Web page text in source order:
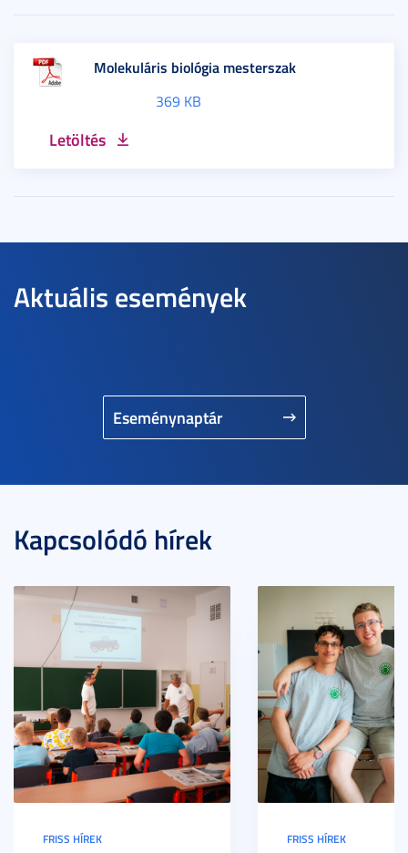
Molekuláris biológia mesterszak
369 KB
Letöltés
Aktuális események
Eseménynaptár
Kapcsolódó hírek
FRISS HÍREK FRISS HÍREK